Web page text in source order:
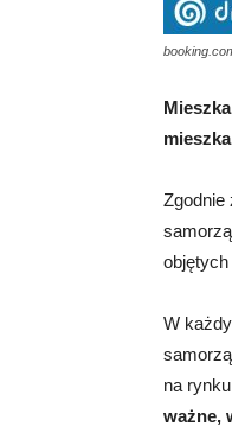
Zgodnie
W
na
ważne,